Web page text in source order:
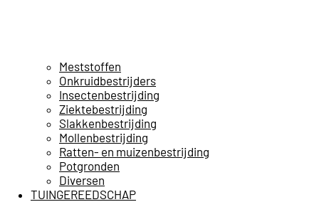
Meststoffen
Onkruidbestrijders
Insectenbestrijding
Ziektebestrijding
Slakkenbestrijding
Mollenbestrijding
Ratten- en muizenbestrijding
Potgronden
Diversen
TUINGEREEDSCHAP